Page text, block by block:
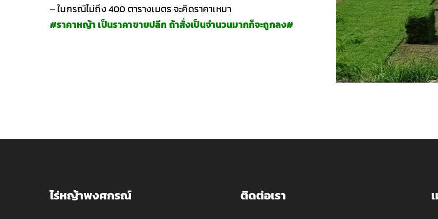
– ในกรณีไม่ถึง 400 ตารางเมตร จะคิดราคาเหมา
#ราคาหญ้า เป็นราคาขายปลีก ถ้าสั่งเป็นจำนวนมากก็จะถูกลง#
ไร่หญ้าพงศกรณ์ ติดต่อเรา